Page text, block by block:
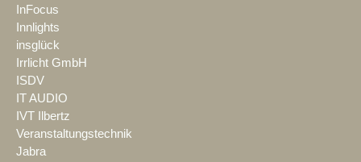
InFocus
Innlights
insglück
Irrlicht GmbH
ISDV
IT AUDIO
IVT Ilbertz
Veranstaltungstechnik
Jabra